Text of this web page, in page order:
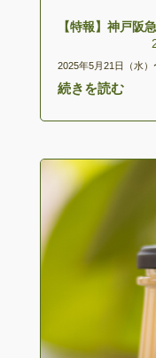
【特報】神戸阪
2025年5月21日（水）
続きを読む